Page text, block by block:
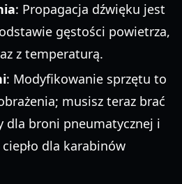
: Propagacja dźwięku jest
gęstości powietrza,
z temperaturą.
: Modyfikowanie sprzętu to
musisz teraz brać
dla broni pneumatycznej i
dla karabinów